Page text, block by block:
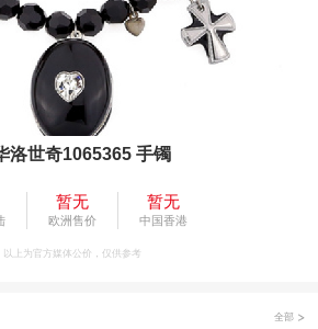
洛世奇1065365 手镯
暂无
欧洲售价
暂无
中国香港
以上为官方媒体公价，仅供参考
全部